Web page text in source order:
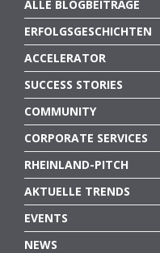
ALLE BLOGBEITRÄGE
ERFOLGSGESCHICHTEN
ACCELERATOR
SUCCESS STORIES
COMMUNITY
CORPORATE SERVICES
RHEINLAND-PITCH
AKTUELLE TRENDS
EVENTS
NEWS